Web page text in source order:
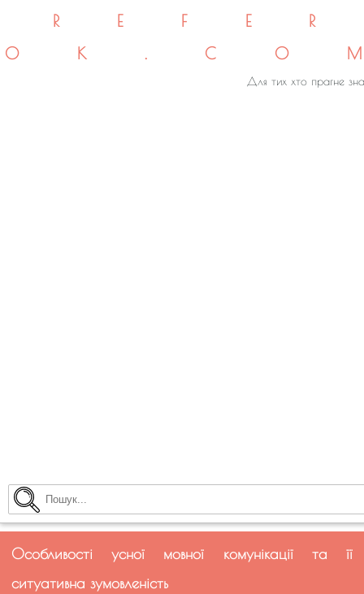
Для тих хто прагне
Особливості усної мовної комунікації та її
ситуативна зумовленість